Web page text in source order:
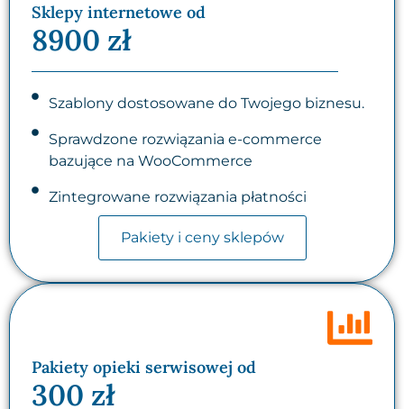
Sklepy internetowe od
8900 zł
Szablony dostosowane do Twojego biznesu.
Sprawdzone rozwiązania e-commerce
bazujące na WooCommerce
Zintegrowane rozwiązania płatności
Pakiety i ceny sklepów
Pakiety opieki serwisowej od
300 zł